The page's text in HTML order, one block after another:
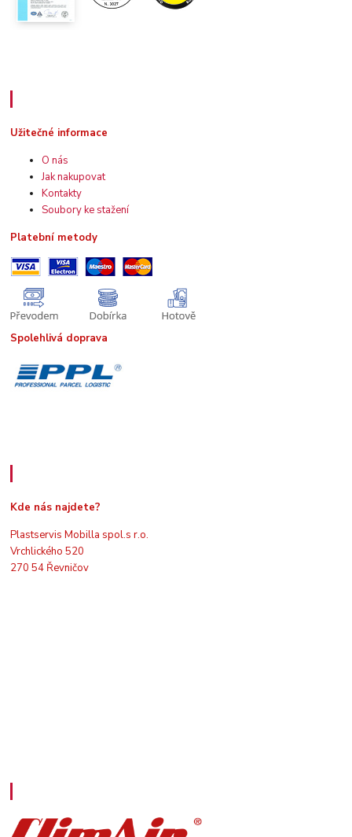
Užitečné informace
O nás
Jak nakupovat
Kontakty
Soubory ke stažení
Platební metody
Spolehlivá doprava
Kde nás najdete?
Plastservis Mobilla spol.s r.o.
Vrchlického 520
270 54 Řevničov